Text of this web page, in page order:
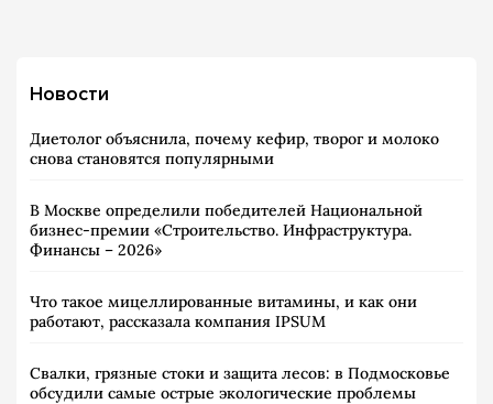
Новости
Диетолог объяснила, почему кефир, творог и молоко
снова становятся популярными
В Москве определили победителей Национальной
бизнес-премии «Строительство. Инфраструктура.
Финансы – 2026»
Что такое мицеллированные витамины, и как они
работают, рассказала компания IPSUM
Свалки, грязные стоки и защита лесов: в Подмосковье
обсудили самые острые экологические проблемы